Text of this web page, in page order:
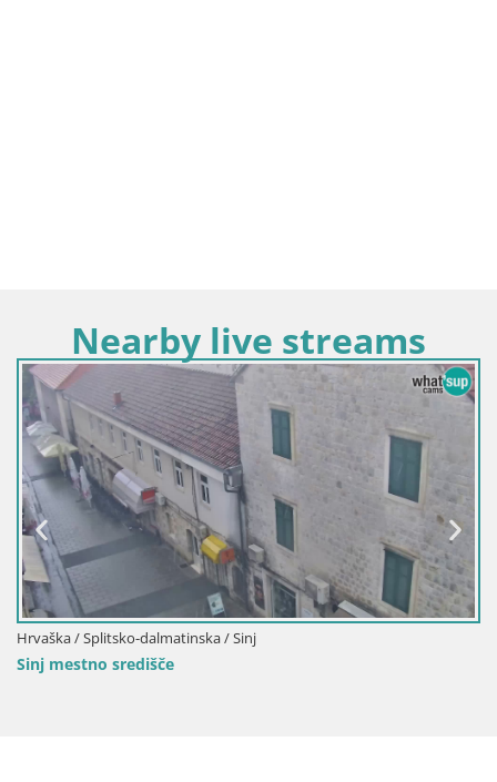
Nearby live streams
Hrvaška / Splitsko-dalmatinska / Sinj
Sinj mestno središče